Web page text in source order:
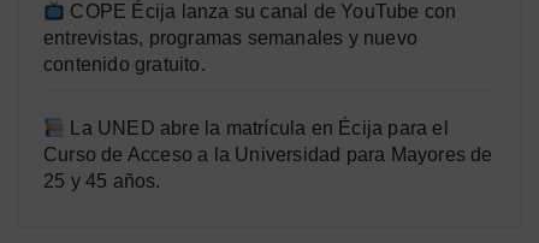
COPE Écija lanza su canal de YouTube con
entrevistas, programas semanales y nuevo
contenido gratuito.
La UNED abre la matrícula en Écija para el
Curso de Acceso a la Universidad para Mayores de
25 y 45 años.